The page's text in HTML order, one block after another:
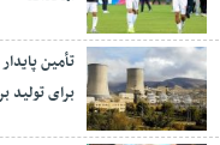
تأمین
برای تولید